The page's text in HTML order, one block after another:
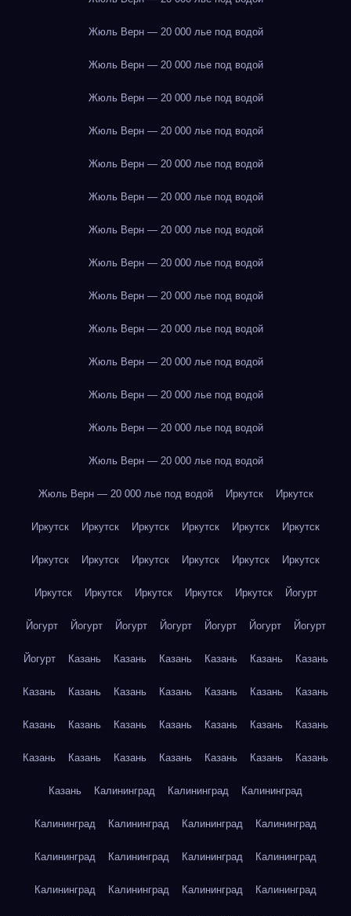
Жюль Верн — 20 000 лье под водой
Жюль Верн — 20 000 лье под водой
Жюль Верн — 20 000 лье под водой
Жюль Верн — 20 000 лье под водой
Жюль Верн — 20 000 лье под водой
Жюль Верн — 20 000 лье под водой
Жюль Верн — 20 000 лье под водой
Жюль Верн — 20 000 лье под водой
Жюль Верн — 20 000 лье под водой
Жюль Верн — 20 000 лье под водой
Жюль Верн — 20 000 лье под водой
Жюль Верн — 20 000 лье под водой
Жюль Верн — 20 000 лье под водой
Жюль Верн — 20 000 лье под водой
Жюль Верн — 20 000 лье под водой Иркутск Иркутск
Иркутск Иркутск Иркутск Иркутск Иркутск Иркутск
Иркутск Иркутск Иркутск Иркутск Иркутск Иркутск
Иркутск Иркутск Иркутск Иркутск Иркутск Йогурт
Йогурт Йогурт Йогурт Йогурт Йогурт Йогурт Йогурт
Йогурт Казань Казань Казань Казань Казань Казань
Казань Казань Казань Казань Казань Казань Казань
Казань Казань Казань Казань Казань Казань Казань
Казань Казань Казань Казань Казань Казань Казань
Казань Калининград Калининград Калининград
Калининград Калининград Калининград Калининград
Калининград Калининград Калининград Калининград
Калининград Калининград Калининград Калининград